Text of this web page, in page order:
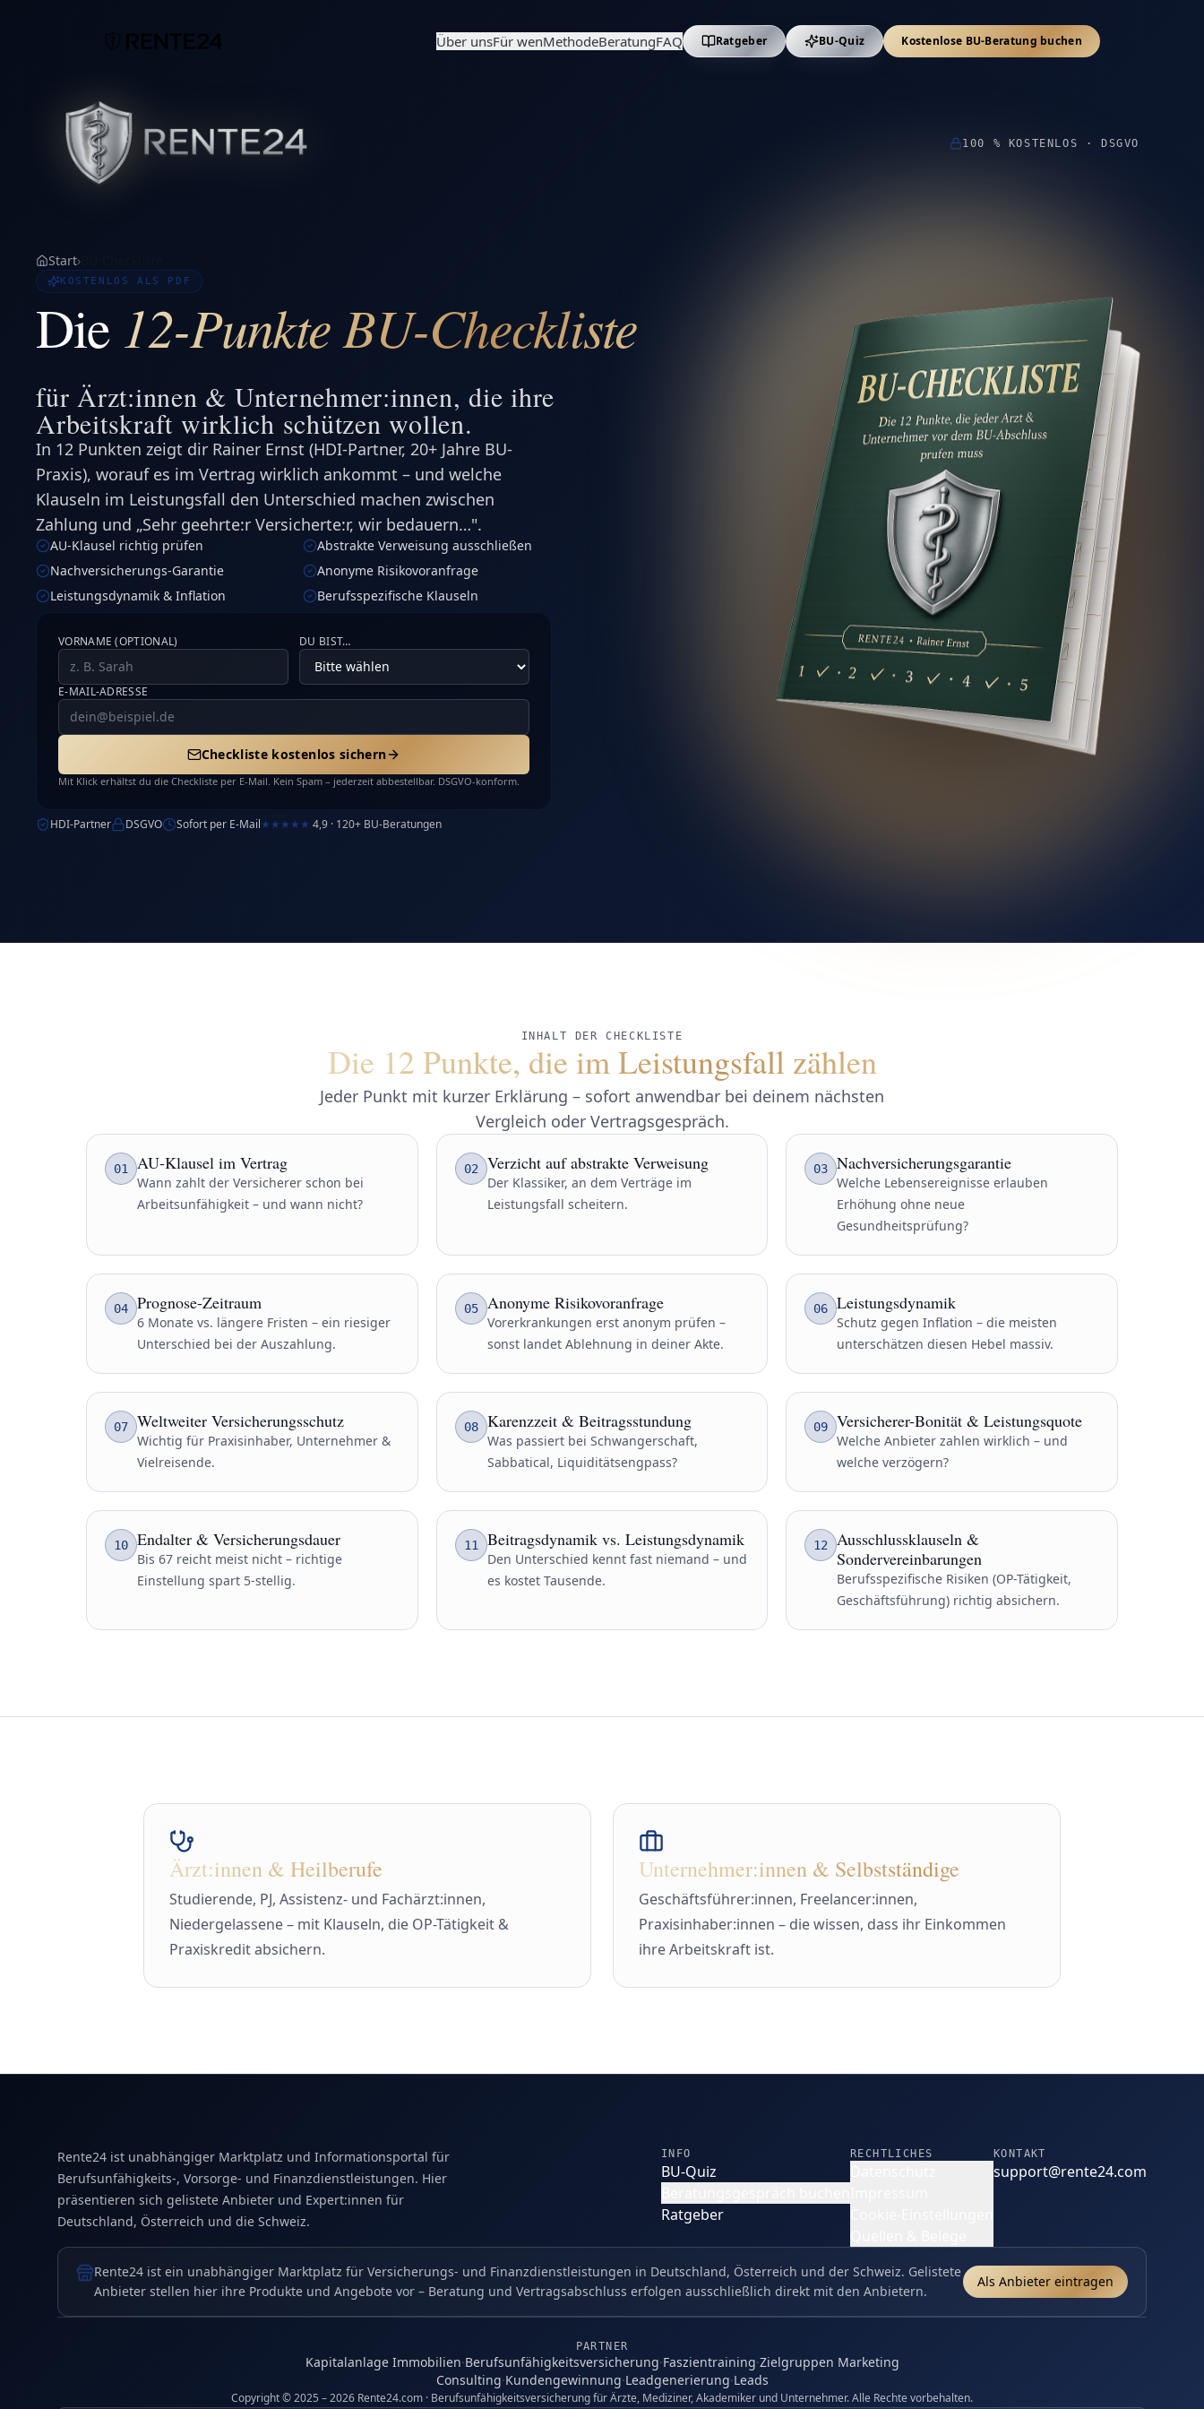
Über unsFür wenMethodeBeratungFAQ Ratgeber BU-Quiz Kostenlose BU-Beratung buchen
100 % KOSTENLOS · DSGVO
Start›
KOSTENLOS ALS PDF
Die 12-Punkte BU-Checkliste
für Ärzt:innen & Unternehmer:innen, die ihre
Arbeitskraft wirklich schützen wollen.
In 12 Punkten zeigt dir Rainer Ernst (HDI-Partner, 20+ Jahre BU-
Praxis), worauf es im Vertrag wirklich ankommt – und welche
Klauseln im Leistungsfall den Unterschied machen zwischen
Zahlung und „Sehr geehrte:r Versicherte:r, wir bedauern…".
AU-Klausel richtig prüfen
Abstrakte Verweisung ausschließen
Nachversicherungs-Garantie
Anonyme Risikovoranfrage
Leistungsdynamik & Inflation
Berufsspezifische Klauseln
VORNAME (OPTIONAL) DU BIST…
E-MAIL-ADRESSE
Checkliste kostenlos sichern
Mit Klick erhältst du die Checkliste per E-Mail. Kein Spam – jederzeit abbestellbar. DSGVO-konform.
HDI-Partner DSGVO Sofort per E-Mail★★★★★ 4,9 · 120+ BU-Beratungen
INHALT DER CHECKLISTE
Die 12 Punkte, die im Leistungsfall zählen
Jeder Punkt mit kurzer Erklärung – sofort anwendbar bei deinem nächsten
Vergleich oder Vertragsgespräch.
01 AU-Klausel im Vertrag
Wann zahlt der Versicherer schon bei
Arbeitsunfähigkeit – und wann nicht?
02 Verzicht auf abstrakte Verweisung
Der Klassiker, an dem Verträge im
Leistungsfall scheitern.
03 Nachversicherungsgarantie
Welche Lebensereignisse erlauben
Erhöhung ohne neue
Gesundheitsprüfung?
04 Prognose-Zeitraum
6 Monate vs. längere Fristen – ein riesiger
Unterschied bei der Auszahlung.
05 Anonyme Risikovoranfrage
Vorerkrankungen erst anonym prüfen –
sonst landet Ablehnung in deiner Akte.
06 Leistungsdynamik
Schutz gegen Inflation – die meisten
unterschätzen diesen Hebel massiv.
07 Weltweiter Versicherungsschutz
Wichtig für Praxisinhaber, Unternehmer &
Vielreisende.
08 Karenzzeit & Beitragsstundung
Was passiert bei Schwangerschaft,
Sabbatical, Liquiditätsengpass?
09 Versicherer-Bonität & Leistungsquote
Welche Anbieter zahlen wirklich – und
welche verzögern?
10 Endalter & Versicherungsdauer
Bis 67 reicht meist nicht – richtige
Einstellung spart 5-stellig.
11 Beitragsdynamik vs. Leistungsdynamik
Den Unterschied kennt fast niemand – und
es kostet Tausende.
12
Ausschlussklauseln &
Sondervereinbarungen
Berufsspezifische Risiken (OP-Tätigkeit,
Geschäftsführung) richtig absichern.
Ärzt:innen & Heilberufe
Studierende, PJ, Assistenz- und Fachärzt:innen,
Niedergelassene – mit Klauseln, die OP-Tätigkeit &
Praxiskredit absichern.
Unternehmer:innen & Selbstständige
Geschäftsführer:innen, Freelancer:innen,
Praxisinhaber:innen – die wissen, dass ihr Einkommen
ihre Arbeitskraft ist.
Rente24 ist unabhängiger Marktplatz und Informationsportal für
Berufsunfähigkeits-, Vorsorge- und Finanzdienstleistungen. Hier
präsentieren sich gelistete Anbieter und Expert:innen für
Deutschland, Österreich und die Schweiz.
INFO
BU-Quiz
Ratgeber
RECHTLICHES KONTAKT
support@rente24.com
Rente24 ist ein unabhängiger Marktplatz für Versicherungs- und Finanzdienstleistungen in Deutschland, Österreich und der Schweiz. Gelistete
Anbieter stellen hier ihre Produkte und Angebote vor – Beratung und Vertragsabschluss erfolgen ausschließlich direkt mit den Anbietern.
Als Anbieter eintragen
PARTNER
Kapitalanlage Immobilien·Berufsunfähigkeitsversicherung·Faszientraining·Zielgruppen Marketing
Consulting·Kundengewinnung·Leadgenerierung·Leads
Copyright © 2025 – 2026 Rente24.com · Berufsunfähigkeitsversicherung für Ärzte, Mediziner, Akademiker und Unternehmer. Alle Rechte vorbehalten.